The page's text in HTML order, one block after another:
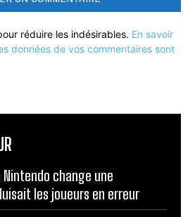
réduire les indésirables. En savoir
données de vos commentaires sont
change une
les joueurs en erreur